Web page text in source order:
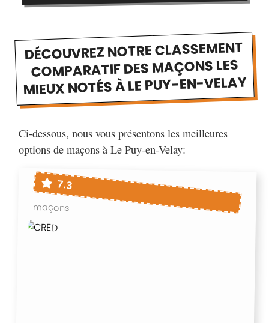
DÉCOUVREZ NOTRE CLASSEMENT
COMPARATIF DES MAÇONS LES
MIEUX NOTÉS À LE PUY-EN-VELAY
Ci-dessous, nous vous présentons les meilleures
options de maçons à Le Puy-en-Velay:
7.3
maçons